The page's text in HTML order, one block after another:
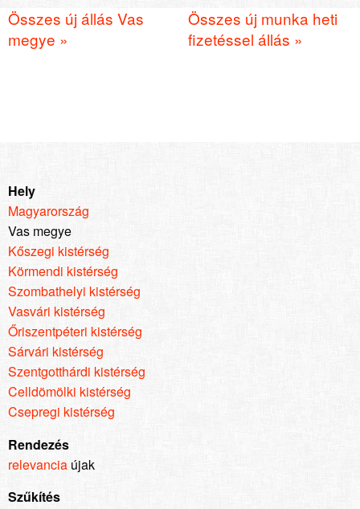
Összes új állás Vas
megye »
Összes új munka heti
fizetéssel állás »
Hely
Magyarország
Vas megye
Kőszegi kistérség
Körmendi kistérség
Szombathelyi kistérség
Vasvári kistérség
Őriszentpéteri kistérség
Sárvári kistérség
Szentgotthárdi kistérség
Celldömölki kistérség
Csepregi kistérség
Rendezés
relevancia újak
Szűkítés